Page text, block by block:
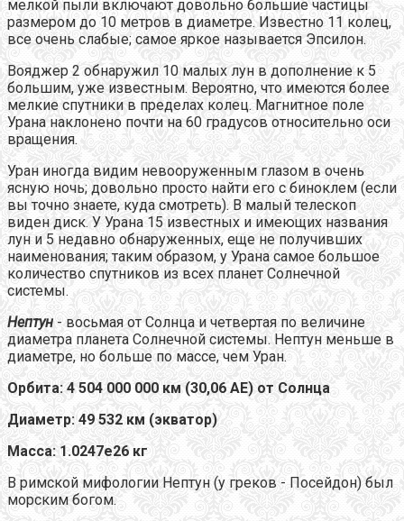
мелкой пыли включают довольно большие частицы
размером до 10 метров в диаметре. Известно 11 колец,
все очень слабые; самое яркое называется Эпсилон.
Вояджер 2 обнаружил 10 малых лун в дополнение к 5
большим, уже известным. Вероятно, что имеются более
мелкие спутники в пределах колец. Магнитное поле
Урана наклонено почти на 60 градусов относительно оси
вращения.
Уран иногда видим невооруженным глазом в очень
ясную ночь; довольно просто найти его с биноклем (если
вы точно знаете, куда смотреть). В малый телескоп
виден диск. У Урана 15 известных и имеющих названия
лун и 5 недавно обнаруженных, еще не получивших
наименования; таким образом, у Урана самое большое
количество спутников из всех планет Солнечной
системы.
Нептун - восьмая от Солнца и четвертая по величине
диаметра планета Солнечной системы. Нептун меньше в
диаметре, но больше по массе, чем Уран.
Орбита: 4 504 000 000 км (30,06 АЕ) от Солнца
Диаметр: 49 532 км (экватор)
Масса: 1.0247е26 кг
В римской мифологии Нептун (у греков - Посейдон) был
морским богом.